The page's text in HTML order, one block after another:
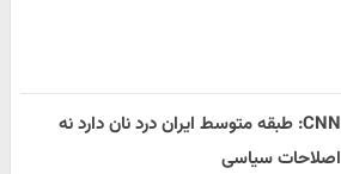
CNN: طبقه متوسط ایران درد نان دارد نه
اصلاحات سیاسی